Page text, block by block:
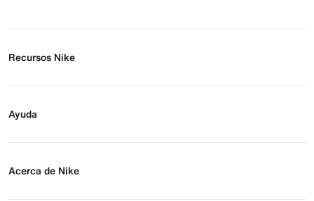
Recursos Nike
Regístrate para recibir correos
Ayuda
Preguntas frecuentes
Acerca de Nike